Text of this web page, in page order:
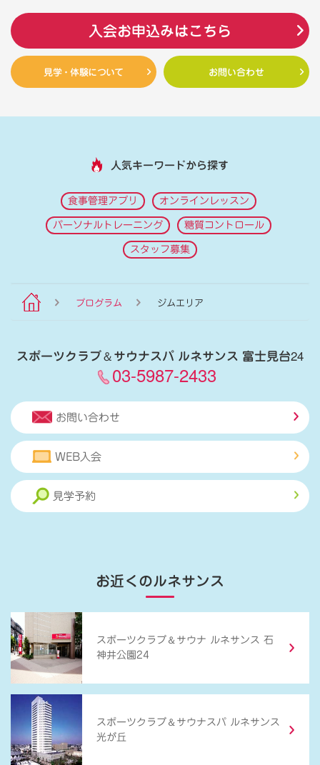
入会お申込みはこちら
見学・体験について お問い合わせ
人気キーワードから探す
食事管理アプリ オンラインレッスン
パーソナルトレーニング 糖質コントロール
スタッフ募集
プログラム ジムエリア
スポーツクラブ＆サウナスパ ルネサンス 富士見台24
03-5987-2433
お問い合わせ
WEB入会
見学予約
お近くのルネサンス
スポーツクラブ ＆ サウナ ルネサンス 石
神井公園24
スポーツクラブ ＆ サウナスパ ルネサンス
光が丘